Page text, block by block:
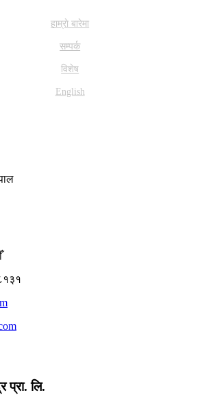
हाम्राे बारेमा
सम्पर्क
विशेष
English
प्रा. लि.